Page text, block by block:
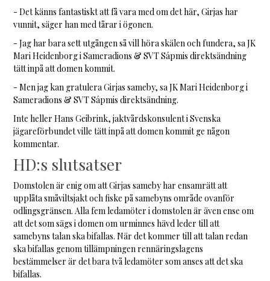
- Det känns fantastiskt att få vara med om det här, Girjas har
vunnit, säger han med tårar i ögonen.
- Jag har bara sett utgången så vill höra skälen och fundera, sa JK
Mari Heidenborg i Sameradions & SVT Sápmis direktsändning
tätt inpå att domen kommit.
- Men jag kan gratulera Girjas sameby, sa JK Mari Heidenborg i
Sameradions & SVT Sápmis direktsändning.
Inte heller Hans Geibrink, jaktvårdskonsulent i Svenska
jägareförbundet ville tätt inpå att domen kommit ge någon
kommentar.
HD:s slutsatser
Domstolen är enig om att Girjas sameby har ensamrätt att
upplåta småviltsjakt och fiske på samebyns område ovanför
odlingsgränsen. Alla fem ledamöter i domstolen är även ense om
att det som sägs i domen om urminnes hävd leder till att
samebyns talan ska bifallas. När det kommer till att talan redan
ska bifallas genom tillämpningen rennäringslagens
bestämmelser är det bara två ledamöter som anses att det ska
bifallas.